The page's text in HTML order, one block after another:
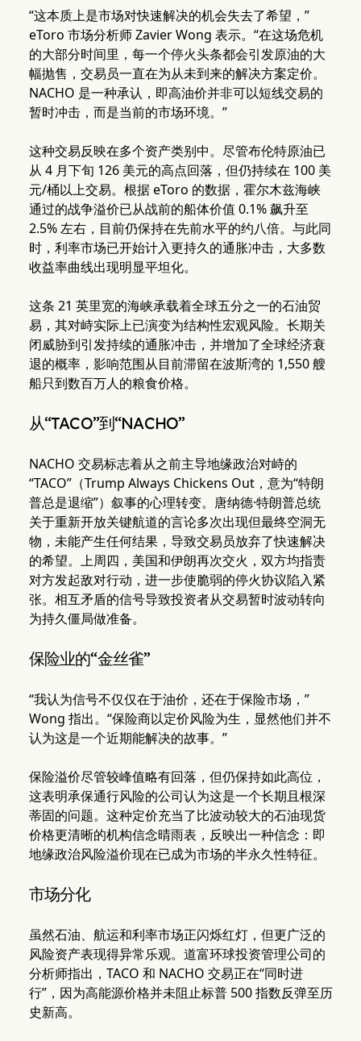
“这本质上是市场对快速解决的机会失去了希望，”
eToro 市场分析师 Zavier Wong 表示。“在这场危机
的大部分时间里，每一个停火头条都会引发原油的大
幅抛售，交易员一直在为从未到来的解决方案定价。
NACHO 是一种承认，即高油价并非可以短线交易的
暂时冲击，而是当前的市场环境。”
这种交易反映在多个资产类别中。尽管布伦特原油已
从 4 月下旬 126 美元的高点回落，但仍持续在 100 美
元/桶以上交易。根据 eToro 的数据，霍尔木兹海峡
通过的战争溢价已从战前的船体价值 0.1% 飙升至
2.5% 左右，目前仍保持在先前水平的约八倍。与此同
时，利率市场已开始计入更持久的通胀冲击，大多数
收益率曲线出现明显平坦化。
这条 21 英里宽的海峡承载着全球五分之一的石油贸
易，其对峙实际上已演变为结构性宏观风险。长期关
闭威胁到引发持续的通胀冲击，并增加了全球经济衰
退的概率，影响范围从目前滞留在波斯湾的 1,550 艘
船只到数百万人的粮食价格。
从“TACO”到“NACHO”
NACHO 交易标志着从之前主导地缘政治对峙的
“TACO”（Trump Always Chickens Out，意为“特朗
普总是退缩”）叙事的心理转变。唐纳德·特朗普总统
关于重新开放关键航道的言论多次出现但最终空洞无
物，未能产生任何结果，导致交易员放弃了快速解决
的希望。上周四，美国和伊朗再次交火，双方均指责
对方发起敌对行动，进一步使脆弱的停火协议陷入紧
张。相互矛盾的信号导致投资者从交易暂时波动转向
为持久僵局做准备。
保险业的“金丝雀”
“我认为信号不仅仅在于油价，还在于保险市场，”
Wong 指出。“保险商以定价风险为生，显然他们并不
认为这是一个近期能解决的故事。”
保险溢价尽管较峰值略有回落，但仍保持如此高位，
这表明承保通行风险的公司认为这是一个长期且根深
蒂固的问题。这种定价充当了比波动较大的石油现货
价格更清晰的机构信念晴雨表，反映出一种信念：即
地缘政治风险溢价现在已成为市场的半永久性特征。
市场分化
虽然石油、航运和利率市场正闪烁红灯，但更广泛的
风险资产表现得异常乐观。道富环球投资管理公司的
分析师指出，TACO 和 NACHO 交易正在“同时进
行”，因为高能源价格并未阻止标普 500 指数反弹至历
史新高。